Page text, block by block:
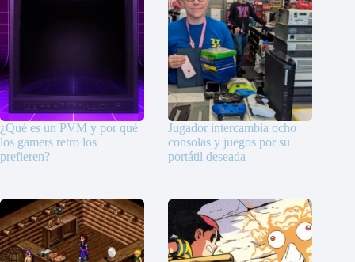
¿Qué es un PVM y por qué
los gamers retro los
prefieren?
Jugador intercambia ocho
consolas y juegos por su
portátil deseada